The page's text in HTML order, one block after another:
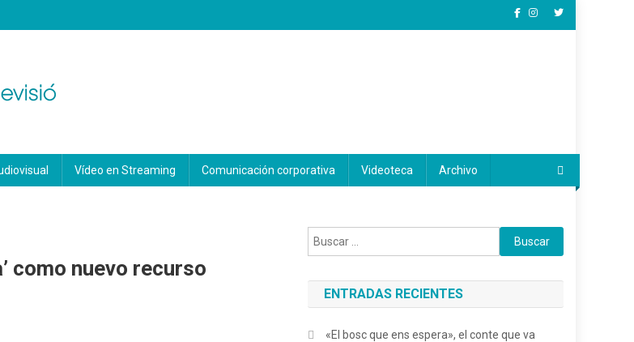
Vídeo en Streaming Comunicación corporativa Videoteca Archivo
como nuevo recurso
Buscar:
ENTRADAS RECIENTES
«El bosc que ens espera», el conte que va